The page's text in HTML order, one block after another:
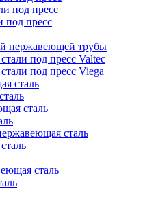
под пресс
под пресс
нержавеющей трубы
под пресс Valtec
под пресс Viega
сталь
сталь
сталь
сталь